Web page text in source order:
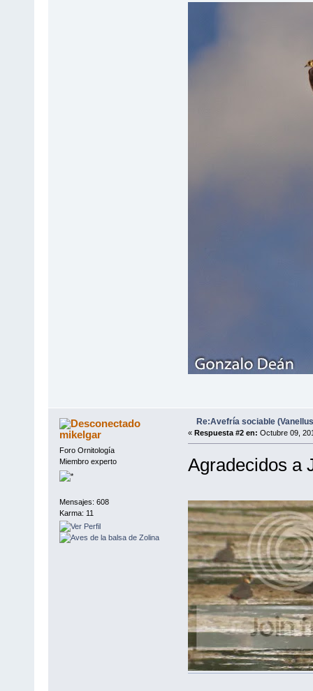
mikelgar
Foro Ornitología
Miembro experto
Mensajes: 608
Karma: 11
Re:Avefría sociable
« Respuesta #2 en: Octubre 09,
Agradecidos a